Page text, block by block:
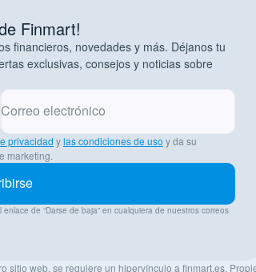
Finmart!
financieros, novedades y más. Déjanos tu
exclusivas, consejos y noticias sobre
Correo electrónico
privacidad ylas condiciones de uso y da su
marketing.
de “Darse de baja” en cualquiera de nuestros correos
web, se requiere un hipervínculo a finmart.es.